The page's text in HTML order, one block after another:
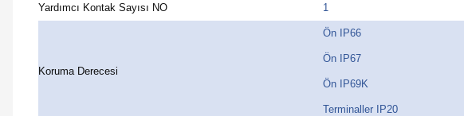
Yardımcı Kontak Sayısı NO 1
Koruma Derecesi
Ön IP66
Ön IP67
Ön IP69K
Terminaller IP20